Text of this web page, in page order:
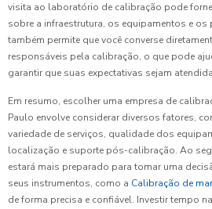
visita ao laboratório de calibração pode
sobre a infraestrutura, os equipamentos e
também permite que você converse
responsáveis pela calibração, o que pode
garantir que suas expectativas sejam
Em resumo, escolher uma empresa de
Paulo envolve considerar diversos fatores,
variedade de serviços, qualidade dos
localização e suporte pós-calibração. Ao
estará mais preparado para tomar uma
seus instrumentos, como a Calibração de
de forma precisa e confiável. Investir tempo